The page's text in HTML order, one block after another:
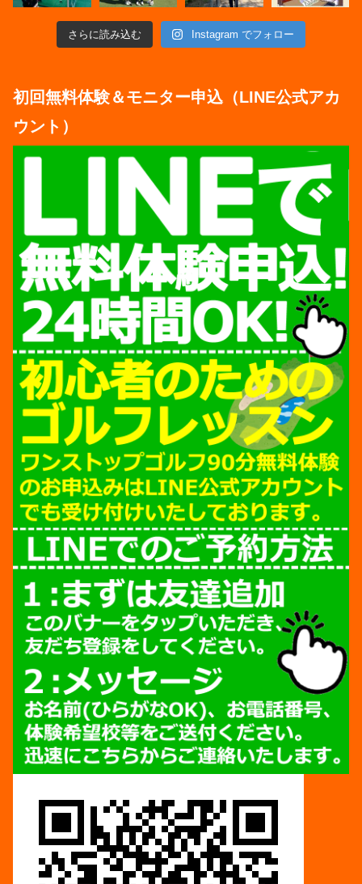
さらに読み込む Instagram でフォロー
初回無料体験＆モニター申込（LINE公式アカ
ウント）